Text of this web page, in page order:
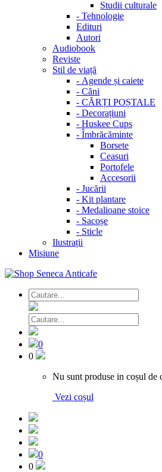
Studii culturale
- Tehnologie
Edituri
Autori
Audiobook
Reviste
Stil de viață
- Agende și caiete
- Căni
- CĂRȚI POȘTALE
- Decorațiuni
- Huskee Cups
- Îmbrăcăminte
Borsete
Ceasuri
Portofele
Accesorii
- Jucării
- Kit plantare
- Medalioane stoice
- Sacoșe
- Sticle
Ilustrații
Misiune
0
0
Nu sunt produse in coșul de
Vezi coșul
0
0